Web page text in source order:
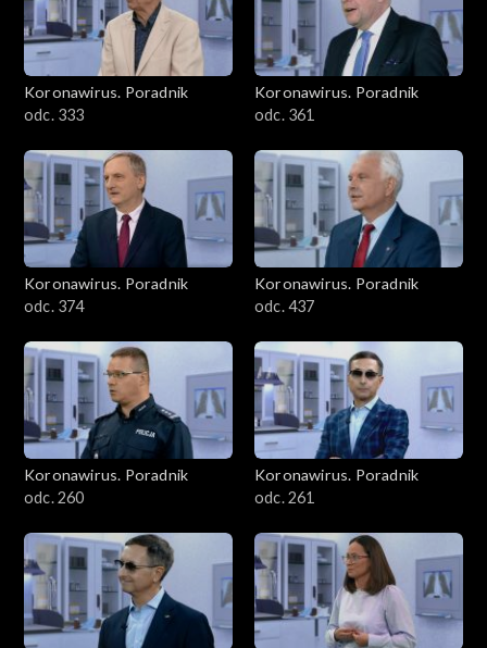
Koronawirus. Poradnik
odc. 333
Koronawirus. Poradnik
odc. 361
Koronawirus. Poradnik
odc. 374
Koronawirus. Poradnik
odc. 437
Koronawirus. Poradnik
odc. 260
Koronawirus. Poradnik
odc. 261